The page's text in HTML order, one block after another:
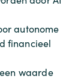
autonome
financieel
waarde